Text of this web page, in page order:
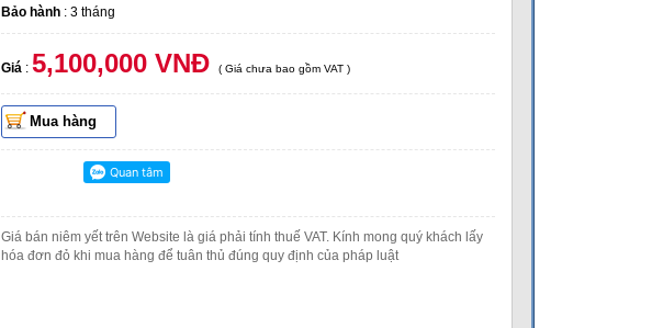
Bảo hành : 3 tháng
Giá : 5,100,000 VNĐ ( Giá chưa bao gồm VAT )
Mua hàng
Giá bán niêm yết trên Website là giá phải tính thuế VAT. Kính mong quý khách lấy
hóa đơn đỏ khi mua hàng để tuân thủ đúng quy định của pháp luật